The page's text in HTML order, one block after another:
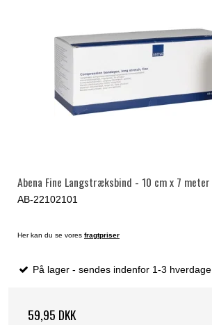
Abena Fine Langstræksbind - 10 cm x 7 meter
AB-22102101
Her kan du se vores fragtpriser
På lager - sendes indenfor 1-3 hverdage
59,95 DKK